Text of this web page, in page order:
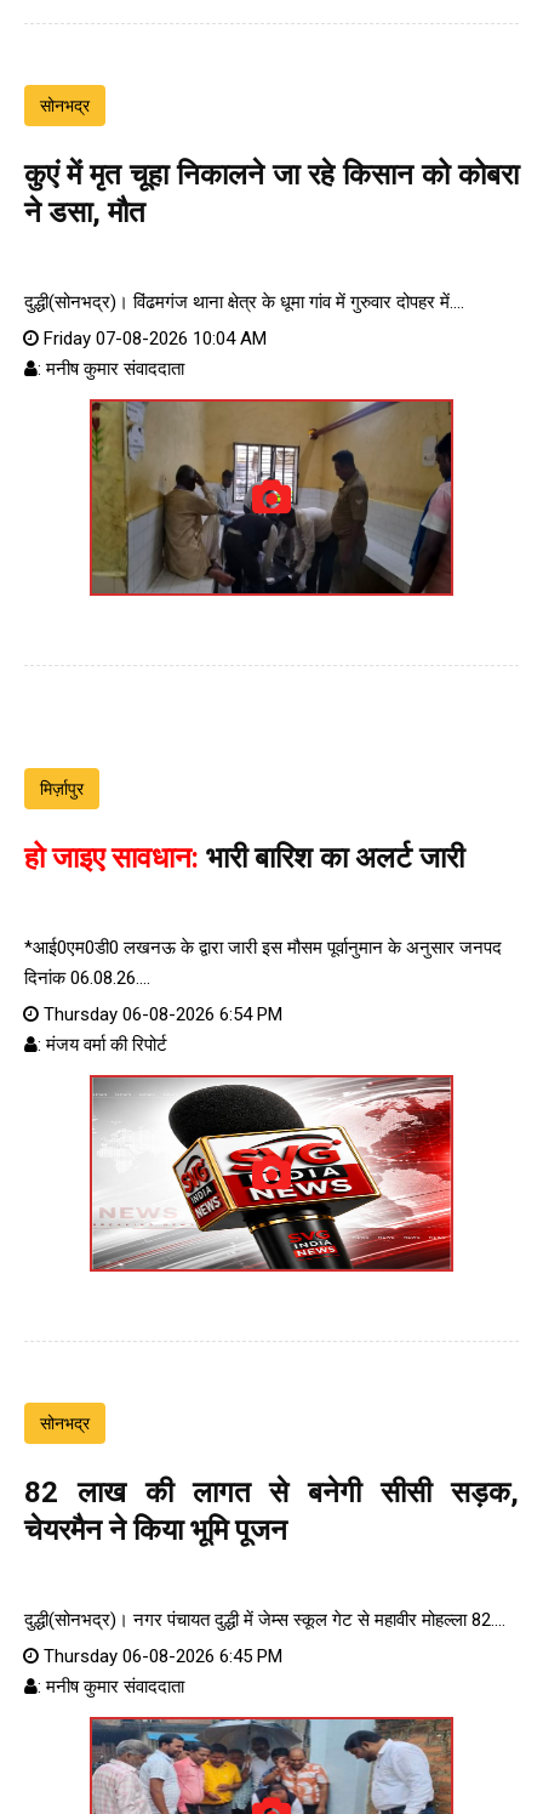
सोनभद्र
कुएं में मृत चूहा निकालने जा रहे किसान को कोबरा
ने डसा, मौत
दुद्धी(सोनभद्र)। विंढमगंज थाना क्षेत्र के धूमा गांव में गुरुवार दोपहर में....
Friday 07-08-2026 10:04 AM
: मनीष कुमार संवाददाता
मिर्ज़ापुर
हो जाइए सावधान: भारी बारिश का अलर्ट जारी
*आई0एम0डी0 लखनऊ के द्वारा जारी इस मौसम पूर्वानुमान के अनुसार जनपद
दिनांक 06.08.26....
Thursday 06-08-2026 6:54 PM
: मंजय वर्मा की रिपोर्ट
सोनभद्र
82 लाख की लागत से बनेगी सीसी सड़क,
चेयरमैन ने किया भूमि पूजन
दुद्धी(सोनभद्र)। नगर पंचायत दुद्धी में जेम्स स्कूल गेट से महावीर मोहल्ला 82....
Thursday 06-08-2026 6:45 PM
: मनीष कुमार संवाददाता